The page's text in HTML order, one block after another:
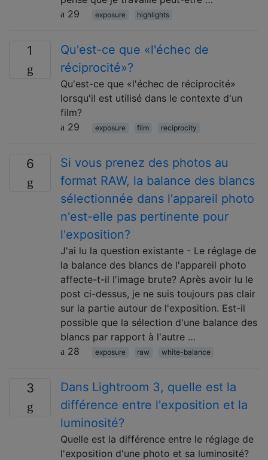
29
exposure highlights
1
Qu'est-ce que «l'échec de
réciprocité»?
Qu'est-ce que «l'échec de réciprocité»
lorsqu'il est utilisé dans le contexte d'un
film?
29
exposure film reciprocity
6
Si vous prenez des photos au
format RAW, la balance des blancs
sélectionnée dans l'appareil photo
n'est-elle pas pertinente pour
l'exposition?
J'ai lu la question existante - Le réglage de
la balance des blancs de l'appareil photo
affecte-t-il l'image brute? Après avoir lu le
post ci-dessus, je ne suis toujours pas clair
sur la partie autour de l'exposition. Est-il
possible que la sélection d'une balance des
blancs par rapport à l'autre …
28
exposure raw white-balance
3
Dans Lightroom 3, quelle est la
différence entre l'exposition et la
luminosité?
Quelle est la différence entre le réglage de
l'exposition d'une photo et sa luminosité?